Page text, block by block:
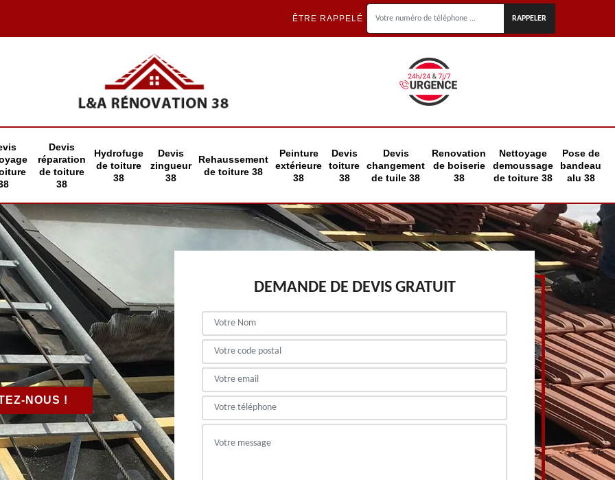
ÊTRE RAPPELÉ
Devis
réparation
de toiture
38
Hydrofuge
de toiture
38
Devis
zingueur
38
Rehaussement
de toiture 38
Peinture
extérieure
38
Devis
toiture
38
Devis
changement
de tuile 38
Renovation
de boiserie
38
Nettoyage
demoussage
de toiture 38
Pose de
bandeau
alu 38
NOUS !
DEMANDE DE DEVIS GRATUIT